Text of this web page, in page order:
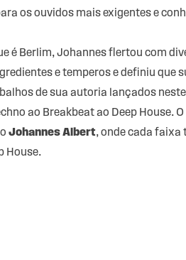
os ouvidos mais exigentes e
é Berlim, Johannes flertou com
e temperos e definiu que
de sua autoria lançados
ao Breakbeat ao Deep House.
Johannes Albert, onde cada faixa
House.